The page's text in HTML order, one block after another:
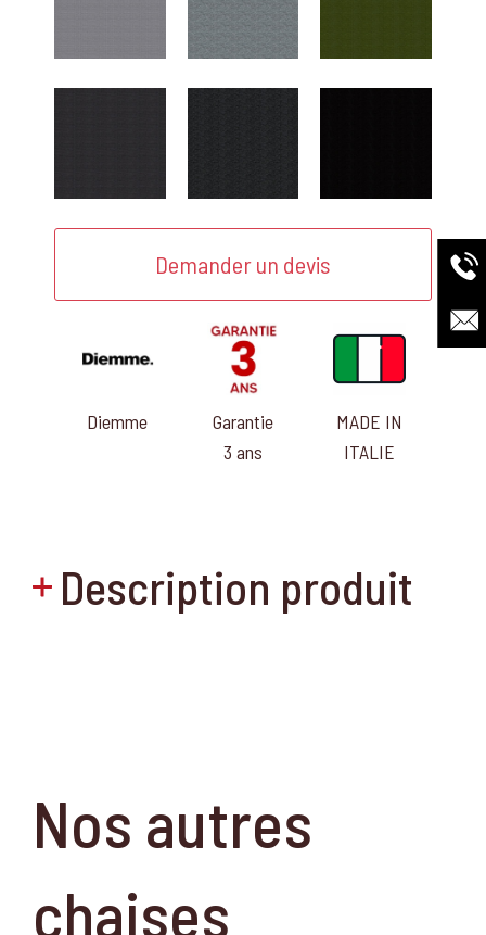
Demander un devis
Diemme
Garantie
3 ans
MADE IN
ITALIE
Description produit
Nos autres
chaises